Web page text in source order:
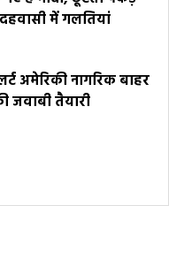
में गलतियां
अमेरिकी नागरिक बाहर
जवाबी तैयारी